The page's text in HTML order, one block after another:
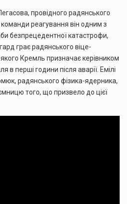
провідного радянського
реагування він одним з
безпрецедентної катастрофи,
грає радянського віце-
Кремль призначає керівником
в перші години після аварії. Емілі
радянського фізика-ядерника,
того, що призвело до цієї